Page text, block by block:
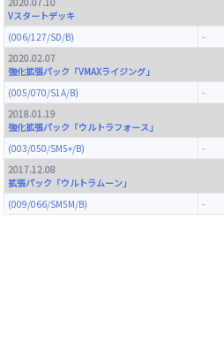
Vスタートデッキ
(006/127/SD/B)
-
2020.02.07
強化拡張パック「VMAXライジング」
(005/070/S1A/B)
-
2018.01.19
強化拡張パック「ウルトラフォース」
(003/050/SM5+/B)
-
2017.12.08
拡張パック「ウルトラムーン」
(009/066/SM5M/B)
-